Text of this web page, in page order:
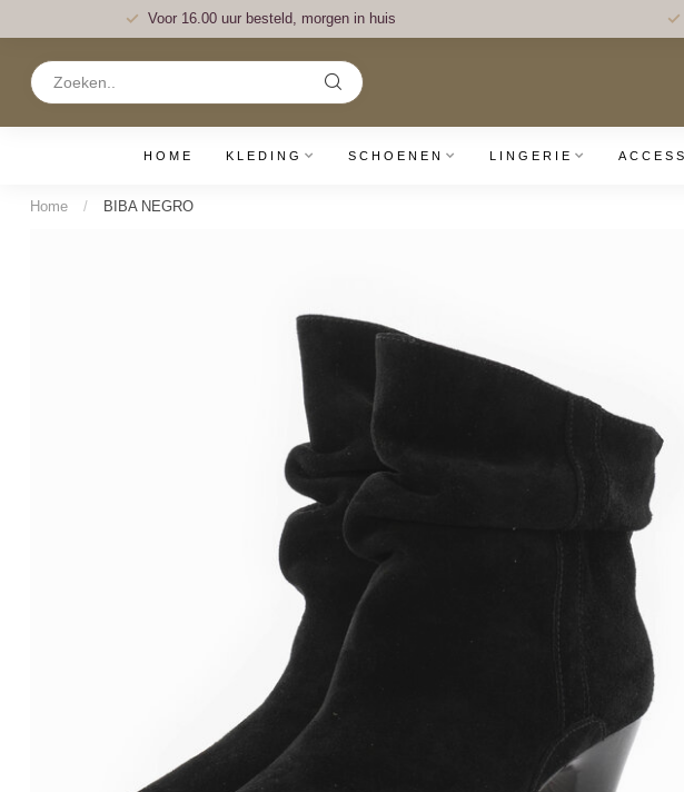
Voor 16.00 uur besteld, morgen in huis
HOME KLEDING SCHOENEN LINGERIE
Home / BIBA NEGRO